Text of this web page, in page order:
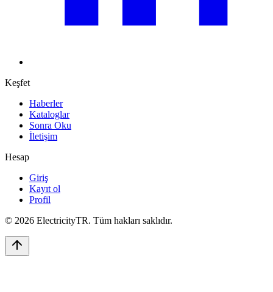
Keşfet
Haberler
Kataloglar
Sonra Oku
İletişim
Hesap
Giriş
Kayıt ol
Profil
© 2026 ElectricityTR. Tüm hakları saklıdır.